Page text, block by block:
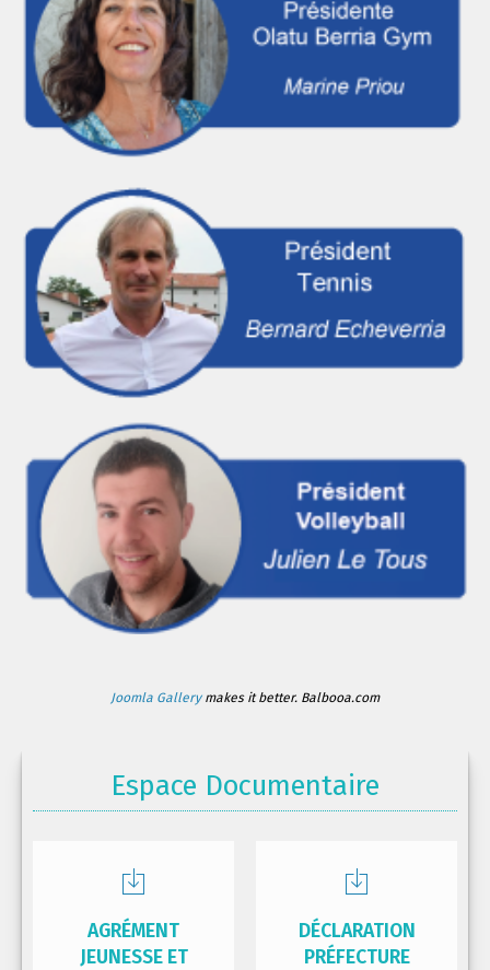
Joomla Gallerymakes it better. Balbooa.com
Espace Documentaire
AGRÉMENT
JEUNESSE ET
DÉCLARATION
PRÉFECTURE